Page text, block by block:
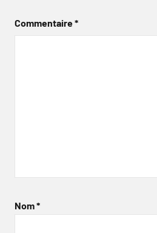
Commentaire*
Nom*